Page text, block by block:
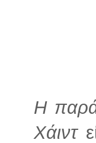
Η
Χάιντ